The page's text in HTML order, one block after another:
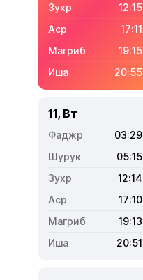
12:15
17:11
19:15
20:55
11, Вт
03:29
05:15
12:14
17:10
19:13
20:51